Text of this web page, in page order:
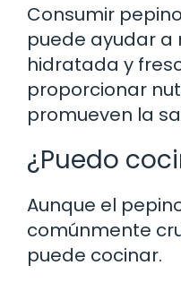
Consumir
puede ayudar a
hidratada y
proporcionar
promueven la
¿Puedo
Aunque el
comúnmente
puede cocinar.